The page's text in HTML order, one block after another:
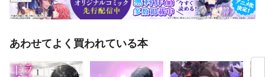
あわせてよく買われている本